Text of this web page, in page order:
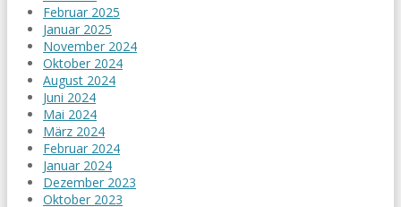
Februar 2025
Januar 2025
November 2024
Oktober 2024
August 2024
Juni 2024
Mai 2024
März 2024
Februar 2024
Januar 2024
Dezember 2023
Oktober 2023